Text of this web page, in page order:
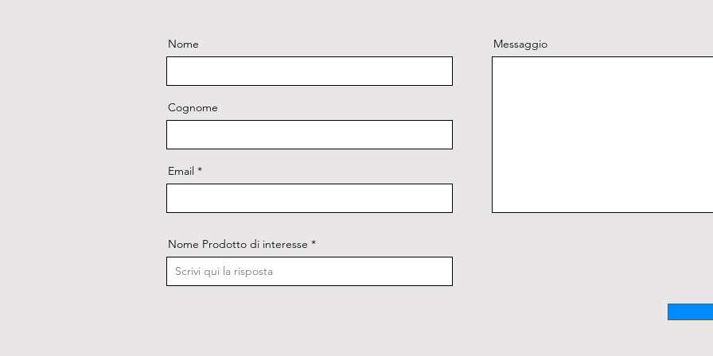
Nome
Cognome
Email
Messaggio
Nome Prodotto di interesse